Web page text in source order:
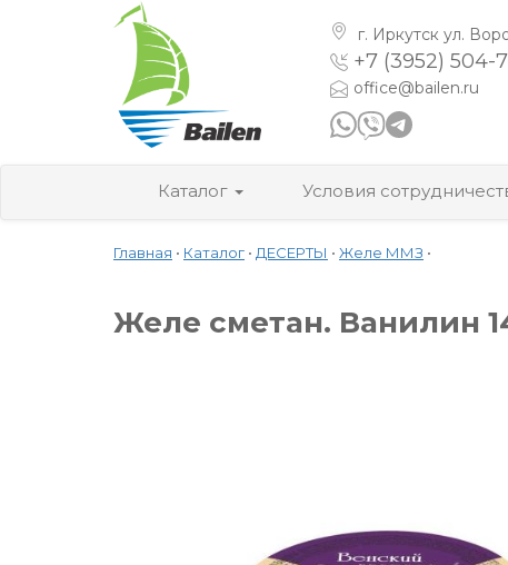
г. Иркутск ул.
+7 (3952) 504-
office@bailen.ru
Каталог Условия
Главная • Каталог • ДЕСЕРТЫ • Желе ММЗ •
Желе сметан. Ванилин